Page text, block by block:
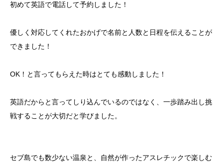
初めて英語で電話して予約しました！
優しく対応してくれたおかげで名前と人数と日程を伝えることが
できました！
OK！と言ってもらえた時はとても感動しました！
英語だからと言ってしり込んでいるのではなく、一歩踏み出し挑
戦することが大切だと学びました。
セブ島でも数少ない温泉と、自然が作ったアスレチックで楽しむ